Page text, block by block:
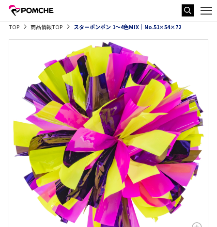
TOP 商品情報TOP スターポンポン 1～4色MIX｜No.51×54×72